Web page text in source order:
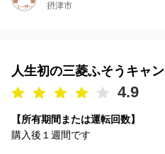
摂津市
人生初の三菱ふそうキャ
4.9
【所有期間または運転回数】
購入後１週間です